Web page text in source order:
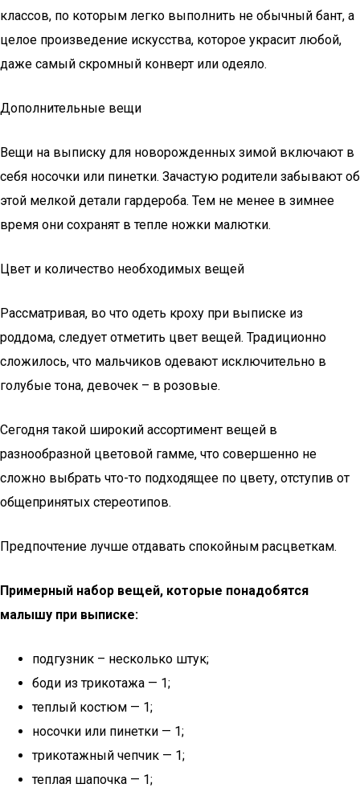
классов, по которым легко выполнить не обычный бант, а
целое произведение искусства, которое украсит любой,
даже самый скромный конверт или одеяло.
Дополнительные вещи
Вещи на выписку для новорожденных зимой включают в
себя носочки или пинетки. Зачастую родители забывают об
этой мелкой детали гардероба. Тем не менее в зимнее
время они сохранят в тепле ножки малютки.
Цвет и количество необходимых вещей
Рассматривая, во что одеть кроху при выписке из
роддома, следует отметить цвет вещей. Традиционно
сложилось, что мальчиков одевают исключительно в
голубые тона, девочек – в розовые.
Сегодня такой широкий ассортимент вещей в
разнообразной цветовой гамме, что совершенно не
сложно выбрать что-то подходящее по цвету, отступив от
общепринятых стереотипов.
Предпочтение лучше отдавать спокойным расцветкам.
Примерный набор вещей, которые понадобятся
малышу при выписке:
подгузник – несколько штук;
боди из трикотажа — 1;
теплый костюм — 1;
носочки или пинетки — 1;
трикотажный чепчик — 1;
теплая шапочка — 1;